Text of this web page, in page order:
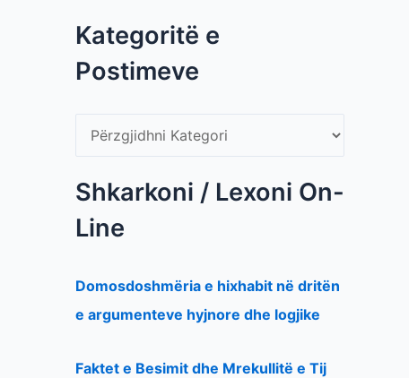
Kategoritë e
Postimeve
Shkarkoni / Lexoni On-
Line
Domosdoshmëria e hixhabit në dritën
e argumenteve hyjnore dhe logjike
Faktet e Besimit dhe Mrekullitë e Tij